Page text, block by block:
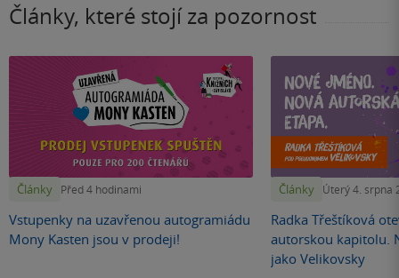
Články, které stojí za pozornost
Články Před 4 hodinami
Vstupenky na uzavřenou autogramiádu
Mony Kasten jsou v prodeji!
Články Úterý 4. srpna
Radka Třeštíková
autorskou kapitolu.
jako Velikovsky